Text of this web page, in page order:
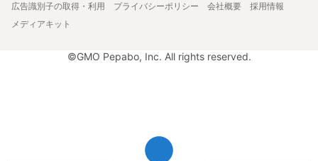
広告識別子の取得・利用
プライバシーポリシー 会社概要
採用情報
メディアキット
©GMO Pepabo, Inc. All rights reserved.